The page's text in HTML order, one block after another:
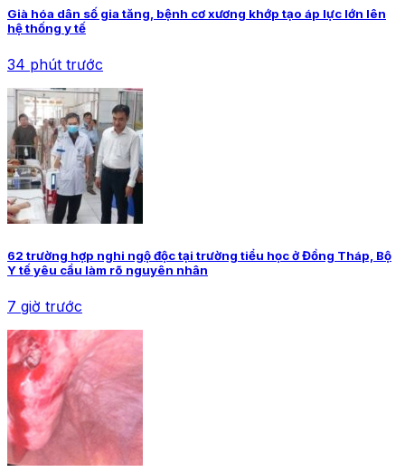
Già hóa dân số gia tăng, bệnh cơ xương khớp tạo áp lực lớn lên
hệ thống y tế
34 phút trước
62 trường hợp nghi ngộ độc tại trường tiểu học ở Đồng Tháp, Bộ
Y tế yêu cầu làm rõ nguyên nhân
7 giờ trước